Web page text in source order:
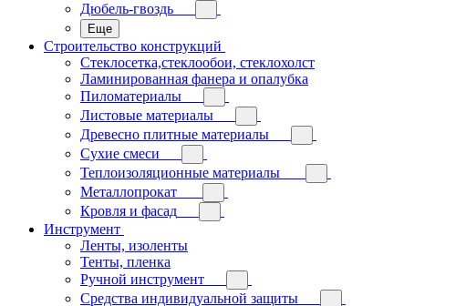
Дюбель-гвоздь
Еще
Строительство конструкций
Стеклосетка,стеклообои, стеклохолст
Ламинированная фанера и опалубка
Пиломатериалы
Листовые материалы
Древесно плитные материалы
Сухие смеси
Теплоизоляционные материалы
Металлопрокат
Кровля и фасад
Инструмент
Ленты, изоленты
Тенты, пленка
Ручной инструмент
Средства индивидуальной защиты